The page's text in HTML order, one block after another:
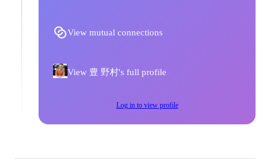
View mutual connections
View 豊 野村's full profile
Log in to view profile